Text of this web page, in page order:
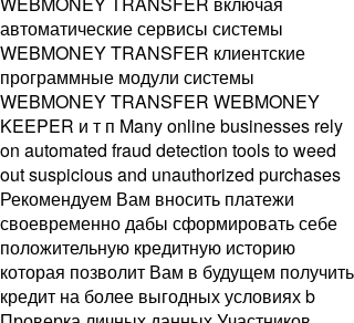
автоматические сервисы системы
WEBMONEY TRANSFER клиентские
программные модули системы
WEBMONEY TRANSFER WEBMONEY
KEEPER и т п Many online businesses rely
on automated fraud detection tools to weed
out suspicious and unauthorized purchases
Рекомендуем Вам вносить платежи
своевременно дабы сформировать себе
положительную кредитную историю
которая позволит Вам в будущем получить
кредит на более выгодных условиях b